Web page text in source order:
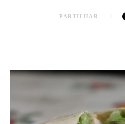
PARTILHAR